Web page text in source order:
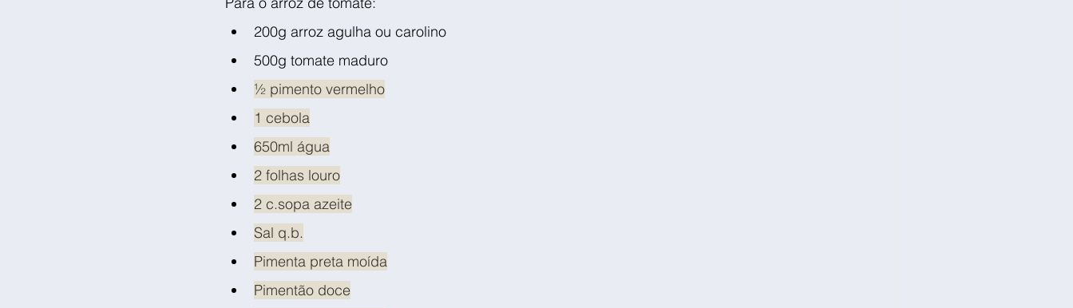
200g arroz agulha ou carolino
500g tomate maduro
½ pimento vermelho
1 cebola
650ml água
2 folhas louro
2 c.sopa azeite
Sal q.b.
Pimenta preta moída
Pimentão doce